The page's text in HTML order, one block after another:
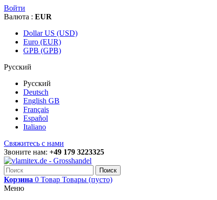
Войти
Валюта : EUR
Dollar US (USD)
Euro (EUR)
GPB (GPB)
Русский
Русский
Deutsch
English GB
Français
Español
Italiano
Свяжитесь с нами
Звоните нам: +49 179 3223325
Поиск
Корзина 0 Товар Товары (пусто)
Меню